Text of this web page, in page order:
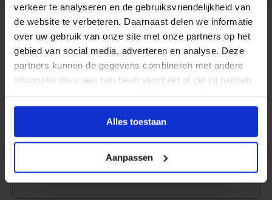
verkeer te analyseren en de gebruiksvriendelijkheid van
de website te verbeteren. Daarnaast delen we informatie
over uw gebruik van onze site met onze partners op het
gebied van social media, adverteren en analyse. Deze
partners kunnen de gegevens combineren met andere
informatie die u aan hen heeft verstrekt of die zij hebben
Alles toestaan
Aanpassen
Reviews
Achter Glas Wit
19-04-2026
Ze plakken en meer had ik niet nodig.